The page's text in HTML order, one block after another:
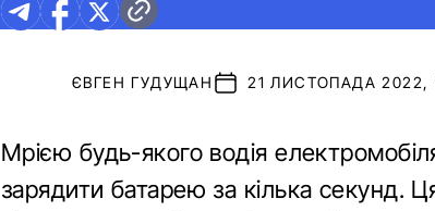
ЄВГЕН ГУДУЩАН 21 ЛИСТОПАДА 2022,
Мрією будь-якого водія
зарядити батарею за кілька секунд.